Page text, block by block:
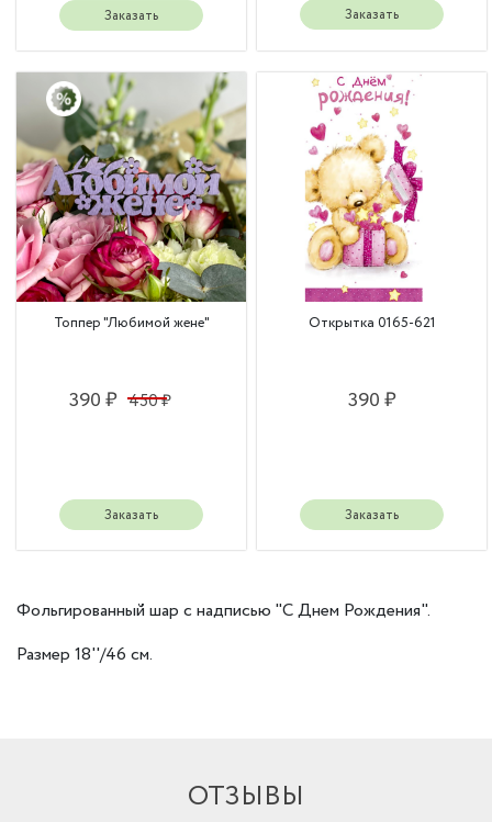
Заказать Заказать
Топпер "Любимой жене"
390 ₽ 450 ₽
Заказать
Открытка 0165-621
390 ₽
Заказать
Фольгированный шар с надписью "С Днем Рождения".
Размер 18''/46 см.
ОТЗЫВЫ